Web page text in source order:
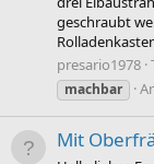
geschraubt
presario1978
machbar
Mit